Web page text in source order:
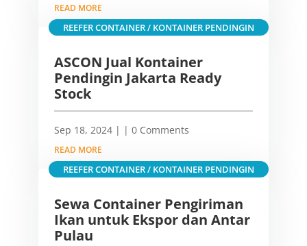
READ MORE
ASCON Jual Kontainer
Pendingin Jakarta Ready
Stock
Sep 18, 2024|
REEFER CONTAINER / KONTAINER PENDINGIN
| 0 Comments
READ MORE
Sewa Container Pengiriman
Ikan untuk Ekspor dan Antar
Pulau
REEFER CONTAINER / KONTAINER PENDINGIN